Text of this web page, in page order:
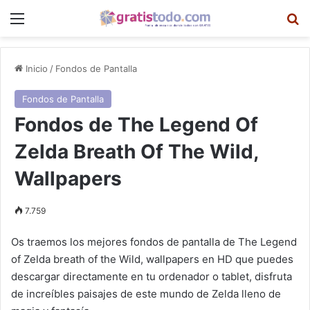
Menú
Inicio / Fondos de Pantalla
Fondos de Pantalla
Fondos de The Legend Of
Zelda Breath Of The Wild,
Wallpapers
7.759
Os traemos los mejores fondos de pantalla de The Legend
of Zelda breath of the Wild, wallpapers en HD que puedes
descargar directamente en tu ordenador o tablet, disfruta
de increíbles paisajes de este mundo de Zelda lleno de